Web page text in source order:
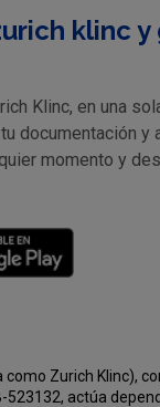
klinc
Klinc, en una
documentación y
momento y
Zurich Klinc),
523132, actúa